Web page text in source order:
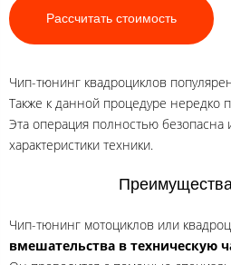
Рассчитать стоимость
Чип-тюнинг квадроциклов
Также к данной процедуре нередко
Эта операция полностью безопасна
характеристики техники.
Чип-тюнинг мотоциклов или
вмешательства в техническую